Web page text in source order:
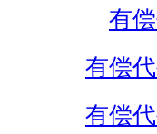
有
有偿
有偿